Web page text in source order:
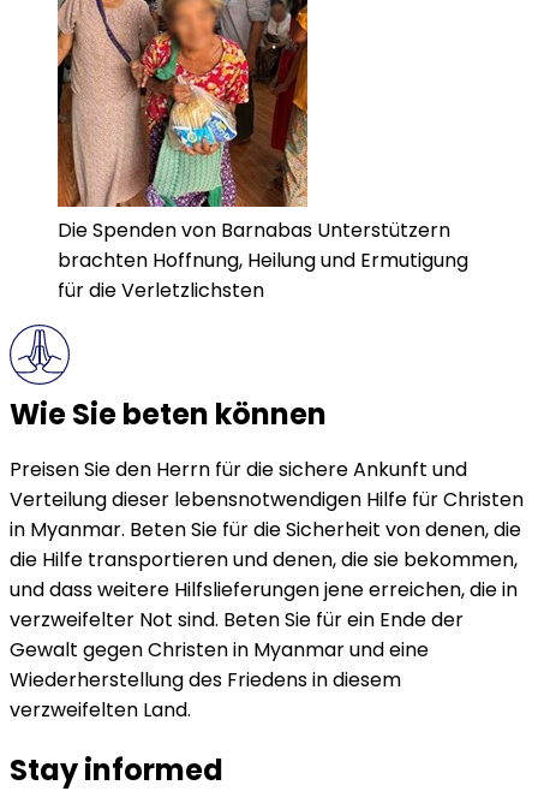
Die Spenden von Barnabas Unterstützern
brachten Hoffnung, Heilung und Ermutigung
für die Verletzlichsten
Wie Sie beten können
Preisen Sie den Herrn für die sichere Ankunft und
Verteilung dieser lebensnotwendigen Hilfe für Christen
in Myanmar. Beten Sie für die Sicherheit von denen, die
die Hilfe transportieren und denen, die sie bekommen,
und dass weitere Hilfslieferungen jene erreichen, die in
verzweifelter Not sind. Beten Sie für ein Ende der
Gewalt gegen Christen in Myanmar und eine
Wiederherstellung des Friedens in diesem
verzweifelten Land.
Stay informed